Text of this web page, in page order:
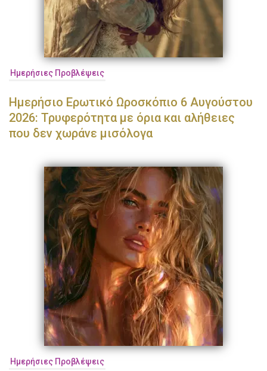
Ημερήσιες Προβλέψεις
Ημερήσιο Ερωτικό Ωροσκόπιο 6 Αυγούστου
2026: Τρυφερότητα με όρια και αλήθειες
που δεν χωράνε μισόλογα
Ημερήσιες Προβλέψεις